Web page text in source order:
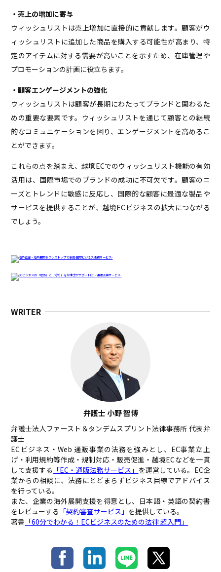
・売上の増加に寄与
ウィッシュリストは売上増加に直接的に貢献します。顧客がウ
ィッシュリストに追加した商品を購入する可能性が高まり、特
定のアイテムに対する需要が高いことを示すため、在庫管理や
プロモーションの計画に役立ちます。
・顧客エンゲージメントの強化
ウィッシュリストは顧客が長期にわたってブランドと関わるた
めの重要な要素です。ウィッシュリストを通じて顧客との継続
的なコミュニケーションを図り、エンゲージメントを高めるこ
とができます。
これらの点を踏まえ、越境ECでのウィッシュリスト機能の有効
活用は、国際市場でのブランドの成功に不可欠です。顧客のニ
ーズとトレンドに敏感に反応し、国際的な顧客に最適な製品や
サービスを提供することが、越境ECビジネスの拡大につながる
でしょう。
WRITER
弁護士 小野 智博
弁護士法人ファースト＆タンデムスプリント法律事務所 代表弁
護士
ECビジネス・Web 通販事業の法務を強みとし、EC事業立上
げ・利用規約等作成・規制対応・販売促進・越境ECなどを一貫
して支援する 「EC・通販法務サービス」 を運営している。EC企
業からの相談に、法務にとどまらずビジネス目線でアドバイス
を行っている。
また、企業の海外展開支援を得意とし、日本語・英語の契約書
をレビューする 「契約審査サービス」 を提供している。
著書 「60分でわかる！ECビジネスのための法律 超入門」